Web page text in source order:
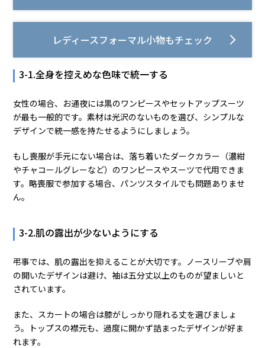
レディースフォーマル小物もチェック
3-1.全身を控えめな色味で統一する
女性の場合、お通夜には黒のワンピースやセットアップスーツ
が最も一般的です。素材は光沢のないものを選び、シンプルな
デザインで統一感を持たせるようにしましょう。
もし喪服が手元にない場合は、落ち着いたダークカラー（濃紺
やチャコールグレーなど）のワンピースやスーツで代用できま
す。略喪服で参加する場合、パンツスタイルでも問題ありませ
ん。
3-2.肌の露出が少ないようにする
弔事では、肌の露出を抑えることが大切です。ノースリーブや肩
の開いたデザインは避け、袖は五分丈以上のものが望ましいと
されています。
また、スカートの場合は膝がしっかり隠れる丈を選びましょ
う。トップスの襟元も、過度に開かず詰まったデザインが好ま
れます。